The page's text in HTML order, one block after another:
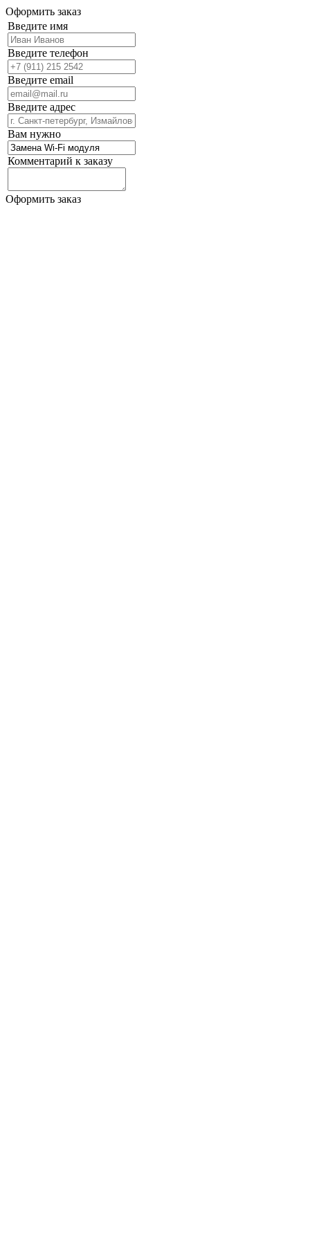
Оформить заказ
Введите имя
Введите телефон
Введите email
Введите адрес
Вам нужно
Комментарий к заказу
Оформить заказ